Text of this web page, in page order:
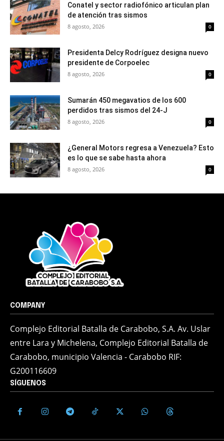
Conatel y sector radiofónico articulan plan
de atención tras sismos
8 agosto, 2026 0
Presidenta Delcy Rodríguez designa nuevo
presidente de Corpoelec
8 agosto, 2026 0
Sumarán 450 megavatios de los 600
perdidos tras sismos del 24-J
8 agosto, 2026 0
¿General Motors regresa a Venezuela? Esto
es lo que se sabe hasta ahora
8 agosto, 2026 0
COMPANY
Complejo Editorial Batalla de Carabobo, S.A. Av. Uslar
entre Lara y Michelena, Complejo Editorial Batalla de
Carabobo, municipio Valencia - Carabobo RIF:
G200116609
SÍGUENOS